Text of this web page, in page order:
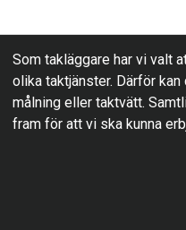
Som takläggare har vi valt
olika taktjänster. Därför
målning eller taktvätt.
fram för att vi ska kunna